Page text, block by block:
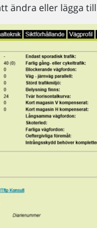
ändra eller lägga